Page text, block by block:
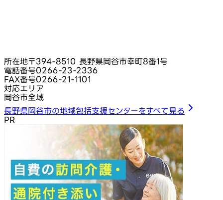
所在地〒394-8510 長野県岡谷市幸町8番1号
電話番号0266-23-2336
FAX番号0266-21-1101
対応エリア
岡谷市全域
長野県岡谷市の地域包括支援センターをすべて見る
PR